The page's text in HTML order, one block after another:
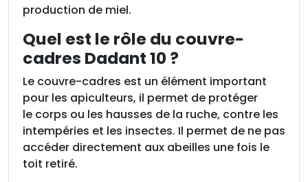
production de miel.
Quel est le rôle du couvre-
cadres Dadant 10 ?
Le couvre-cadres est un élément important
pour les apiculteurs, il permet de protéger
le corps ou les hausses de la ruche, contre les
intempéries et les insectes. Il permet de ne pas
accéder directement aux abeilles une fois le
toit retiré.